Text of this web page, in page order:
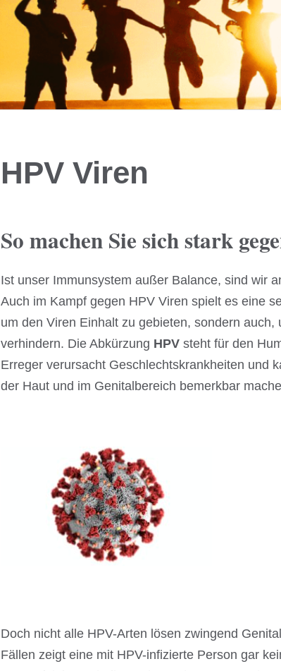
HPV Viren
So machen Sie sich stark
Ist unser Immunsystem außer Balance, sind wir
Auch im Kampf gegen HPV Viren spielt es eine
um den Viren Einhalt zu gebieten, sondern auch,
verhindern. Die Abkürzung HPV steht für den
Erreger verursacht Geschlechtskrankheiten und
der Haut und im Genitalbereich bemerkbar
Doch nicht alle HPV-Arten lösen zwingend
Fällen zeigt eine mit HPV-infizierte Person gar